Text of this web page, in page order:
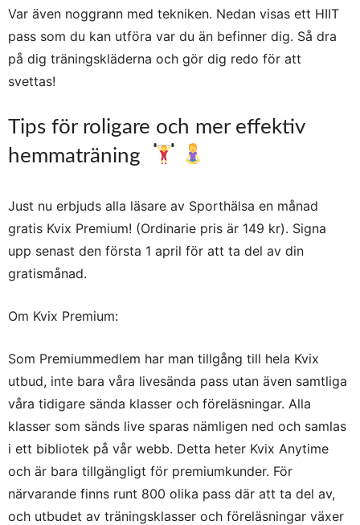
Var även noggrann med tekniken. Nedan visas ett HIIT
pass som du kan utföra var du än befinner dig. Så dra
på dig träningskläderna och gör dig redo för att
svettas!
Tips för roligare och mer effektiv
hemmaträning
Just nu erbjuds alla läsare av Sporthälsa en månad
gratis Kvix Premium! (Ordinarie pris är 149 kr). Signa
upp senast den första 1 april för att ta del av din
gratismånad.
Om Kvix Premium:
Som Premiummedlem har man tillgång till hela Kvix
utbud, inte bara våra livesända pass utan även samtliga
våra tidigare sända klasser och föreläsningar. Alla
klasser som sänds live sparas nämligen ned och samlas
i ett bibliotek på vår webb. Detta heter Kvix Anytime
och är bara tillgängligt för premiumkunder. För
närvarande finns runt 800 olika pass där att ta del av,
och utbudet av träningsklasser och föreläsningar växer